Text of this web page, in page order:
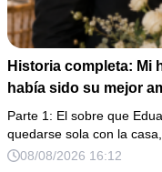
Historia completa: Mi
había sido su mejor
ciega a la que
fallecimiento, ella me
verdadera razón por
Parte 1: El sobre que
quedarse sola con la
08/08/2026 16:12